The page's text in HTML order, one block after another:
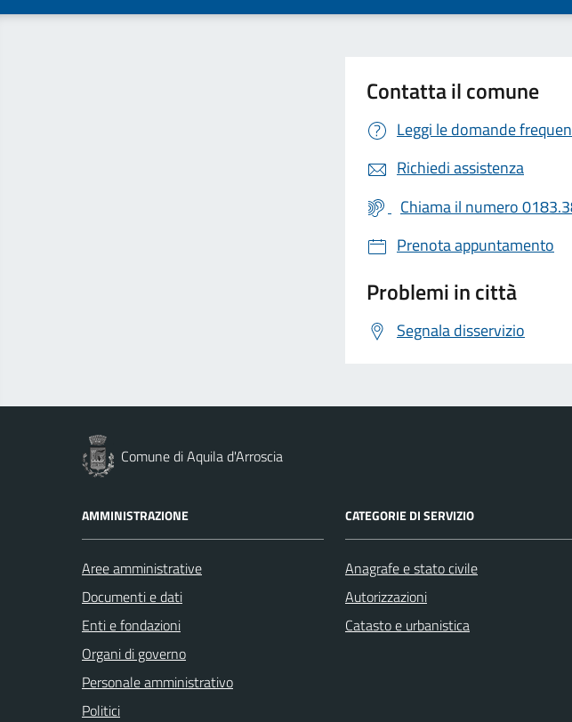
Contatta il comune
Leggi le domande
Richiedi assistenza
Chiama il numero
Prenota appuntamento
Problemi in città
Segnala disservizio
Comune di Aquila d'Arroscia
AMMINISTRAZIONE
Aree amministrative
Documenti e dati
Enti e fondazioni
Organi di governo
Personale amministrativo
Politici
CATEGORIE DI SERVIZIO
Anagrafe e stato civile
Autorizzazioni
Catasto e urbanistica